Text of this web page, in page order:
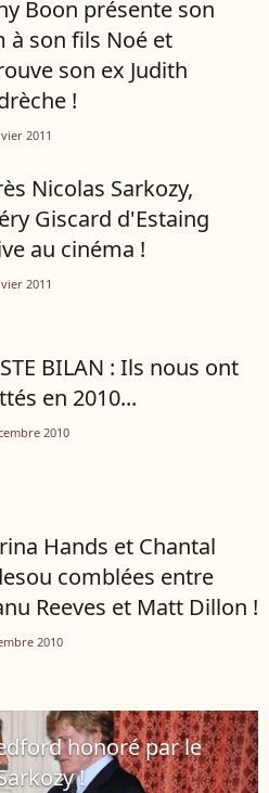
Boon présente son
à son fils Noé et
son ex Judith
!
2011
Nicolas Sarkozy,
Giscard d'Estaing
au cinéma !
2011
BILAN : Ils nous ont
en 2010...
2010
Hands et Chantal
comblées entre
Reeves et Matt Dillon !
2010
honoré par le
!